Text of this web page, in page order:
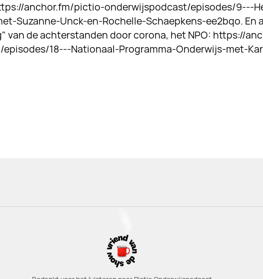
anchor.fm/pictio-onderwijspodcast/episodes/9---
Suzanne-Unck-en-Rochelle-Schaepkens-ee2bqo. En
van de achterstanden door corona, het NPO: https://
18---Nationaal-Programma-Onderwijs-met-